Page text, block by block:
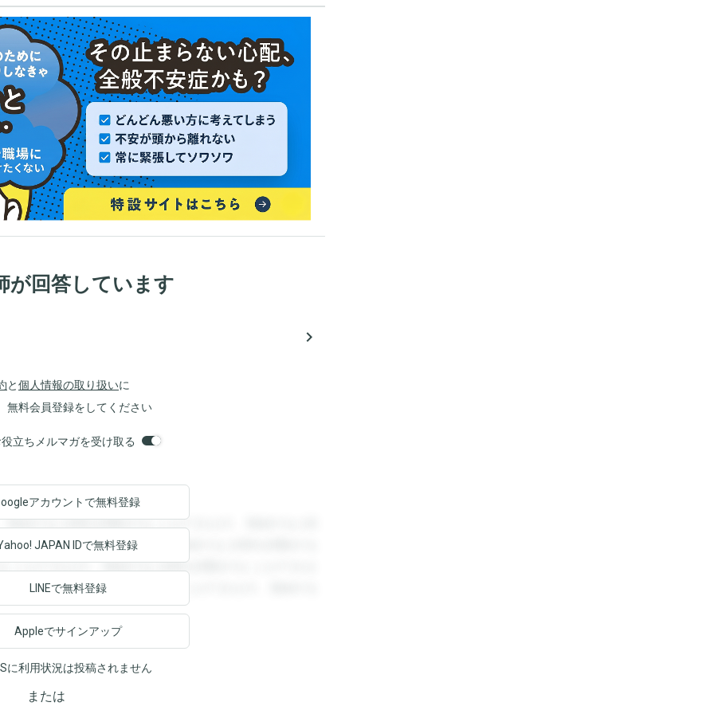
が回答しています
navigate_next
と個人情報の取り扱いに
無料会員登録をしてください
立ちメルマガを受け取る
録すると回答を閲覧することができます。登録すると回
を閲覧することができます。登録すると回答を閲覧する
とができます。登録すると回答を閲覧することができま
。登録すると回答を閲覧することができます。登録する
アカウントで無料登録
JAPAN IDで無料登録
LINEで無料登録
Appleでサインアップ
に利用状況は投稿されません
または